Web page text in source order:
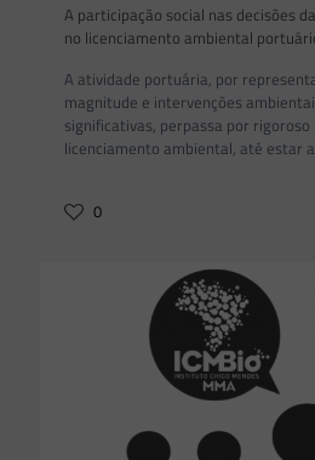
A participação social nas decisões
no licenciamento ambiental
A atividade portuária, por
magnitude e intervenções
significativas, perpassa por rigoroso
licenciamento ambiental, até estar
0